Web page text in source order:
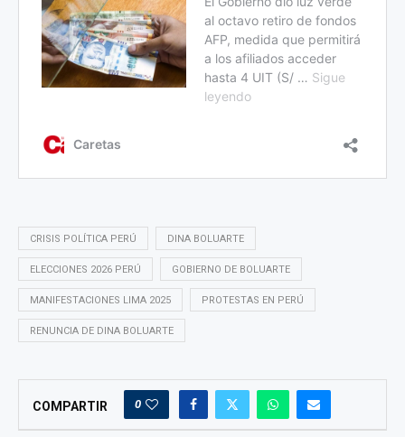
CRISIS POLÍTICA PERÚ DINA BOLUARTE
ELECCIONES 2026 PERÚ GOBIERNO DE BOLUARTE
MANIFESTACIONES LIMA 2025 PROTESTAS EN PERÚ
RENUNCIA DE DINA BOLUARTE
COMPARTIR 0